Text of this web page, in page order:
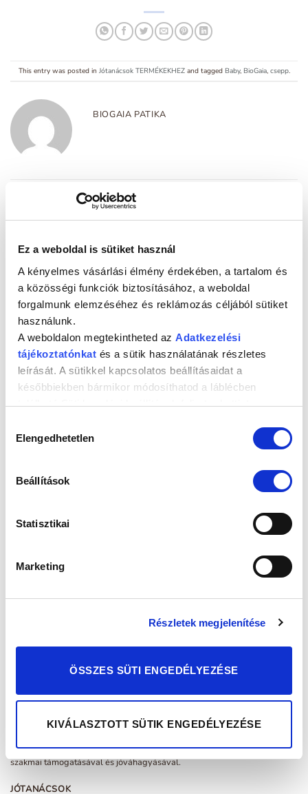
Ez a weboldal is sütiket használ
A kényelmes vásárlási élmény érdekében, a tartalom és
a közösségi funkciók biztosításához, a weboldal
forgalmunk elemzéséhez és reklámozás céljából sütiket
használunk.
A weboldalon megtekintheted azAdatkezelési
tájékoztatónkat és a sütik használatának részletes
leírását. A sütikkel kapcsolatos beállításaidat a
későbbiekben bármikor módosíthatod a láblécben
található Süti kezelési beállítások feliratra kattintva.
kiválasztása
Elengedhetetlen
Beállítások
Statisztikai
Marketing
Részletek megjelenítése
ÖSSZES SÜTI ENGEDÉLYEZÉSE
KIVÁLASZTOTT SÜTIK ENGEDÉLYEZÉSE
This entry was posted in Jótanácsok TERMÉKEKHEZand tagged Baby, BioGaia, csepp.
BIOGAIA PATIKA
Mennyi D-vitamint szedjünk
Az e-mail címet nem tesszük közzé. A kötelező mezőket
karakterrel jelöltük
Hozzászólás *
E-mail cím*
böngészőben a következő hozzászólásomhoz.
A WEBSHOPRÓL
hivatalos magyarországi disztribútora, a BG Distribution Hungary Kft.
szakmai támogatásával és jóváhagyásával.
JÓTANÁCSOK